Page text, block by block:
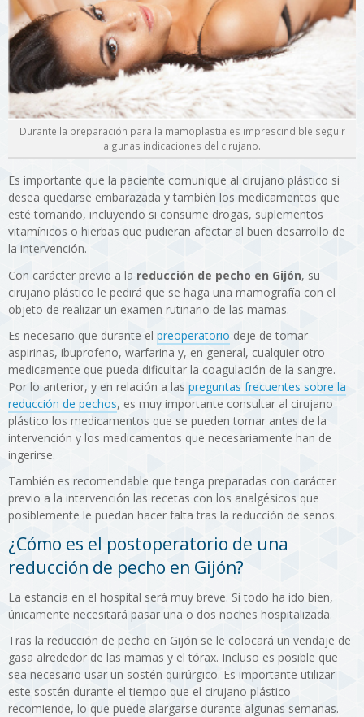
Durante la preparación para la mamoplastia es imprescindible seguir
algunas indicaciones del cirujano.
Es importante que la paciente comunique al cirujano plástico si
desea quedarse embarazada y también los medicamentos que
esté tomando, incluyendo si consume drogas, suplementos
vitamínicos o hierbas que pudieran afectar al buen desarrollo de
la intervención.
Con carácter previo a la reducción de pecho en Gijón, su
cirujano plástico le pedirá que se haga una mamografía con el
objeto de realizar un examen rutinario de las mamas.
Es necesario que durante el preoperatorio deje de tomar
aspirinas, ibuprofeno, warfarina y, en general, cualquier otro
medicamente que pueda dificultar la coagulación de la sangre.
Por lo anterior, y en relación a las preguntas frecuentes sobre la
reducción de pechos, es muy importante consultar al cirujano
plástico los medicamentos que se pueden tomar antes de la
intervención y los medicamentos que necesariamente han de
ingerirse.
También es recomendable que tenga preparadas con carácter
previo a la intervención las recetas con los analgésicos que
posiblemente le puedan hacer falta tras la reducción de senos.
¿Cómo es el postoperatorio de una
reducción de pecho en Gijón?
La estancia en el hospital será muy breve. Si todo ha ido bien,
únicamente necesitará pasar una o dos noches hospitalizada.
Tras la reducción de pecho en Gijón se le colocará un vendaje de
gasa alrededor de las mamas y el tórax. Incluso es posible que
sea necesario usar un sostén quirúrgico. Es importante utilizar
este sostén durante el tiempo que el cirujano plástico
recomiende, lo que puede alargarse durante algunas semanas.